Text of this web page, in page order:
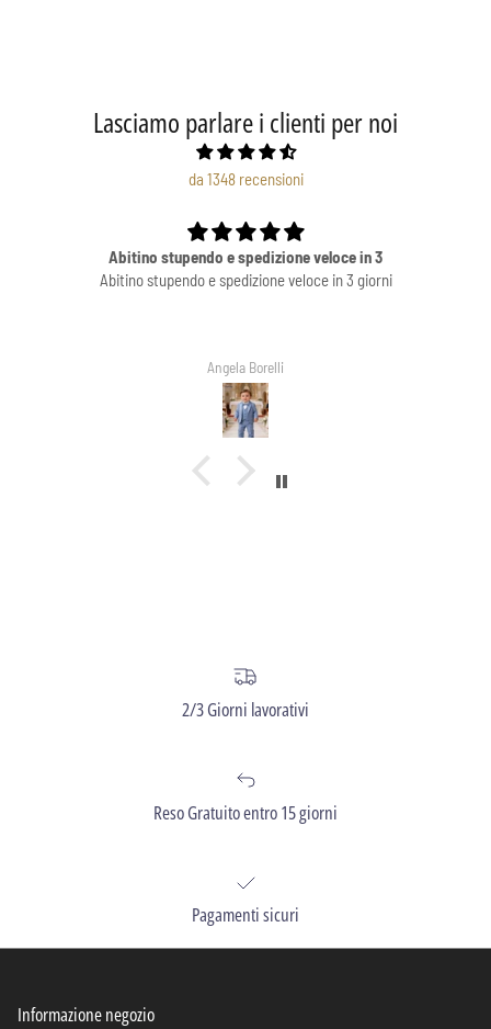
Lasciamo parlare i clienti per noi
da 1348 recensioni
Abitino stupendo e spedizione veloce in 3
stupendo e spedizione veloce in 3 giorni
2/3 Giorni lavorativi
Reso Gratuito entro 15 giorni
Pagamenti sicuri
Informazione negozio